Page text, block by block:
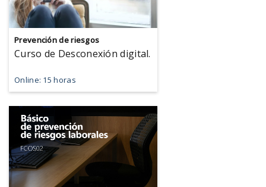
Prevención de riesgos
Curso de Desconexión digital.
Online: 15 horas